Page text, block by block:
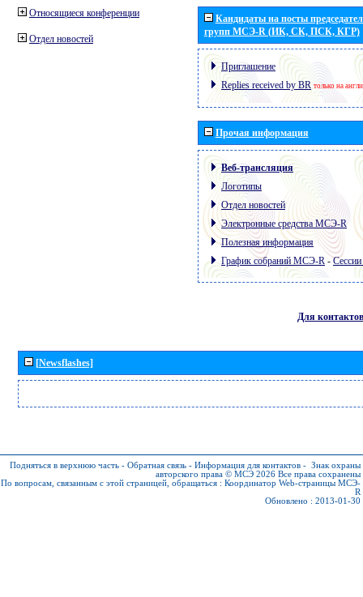
Относящиеся конференции
Отдел новостей
Кандидаты на посты
групп МСЭ-R (ИК, СК, ПСК, КГР)
Приглашение
Replies received by BR только на
Прочая информация
Веб-трансляция
Логотипы
Отдел новостей
Электронные средства МСЭ-R
Полезная информация
График собраний МСЭ-R -
Для контактов
[Newsflashes]
Подняться в верхнюю часть - Обратная связь - Информация для контактов - Знак охраны
авторского права © МСЭ 2026 Все права сохранены
По вопросам, связанным с этой страницей, обращаться : Координатор Web-страницы МСЭ-
R
Обновлено : 2013-01-30